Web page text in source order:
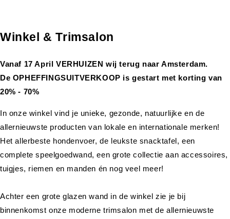
Winkel & Trimsalon
Vanaf 17 April VERHUIZEN wij terug naar Amsterdam.
De OPHEFFINGSUITVERKOOP is gestart met korting van
20% - 70%
In onze winkel vind je unieke, gezonde, natuurlijke en de
allernieuwste producten van lokale en internationale merken!
Het allerbeste hondenvoer, de leukste snacktafel, een
complete speelgoedwand, een grote collectie aan accessoires,
tuigjes, riemen en manden én nog veel meer!
Achter een grote glazen wand in de winkel zie je bij
binnenkomst onze moderne trimsalon met de allernieuwste